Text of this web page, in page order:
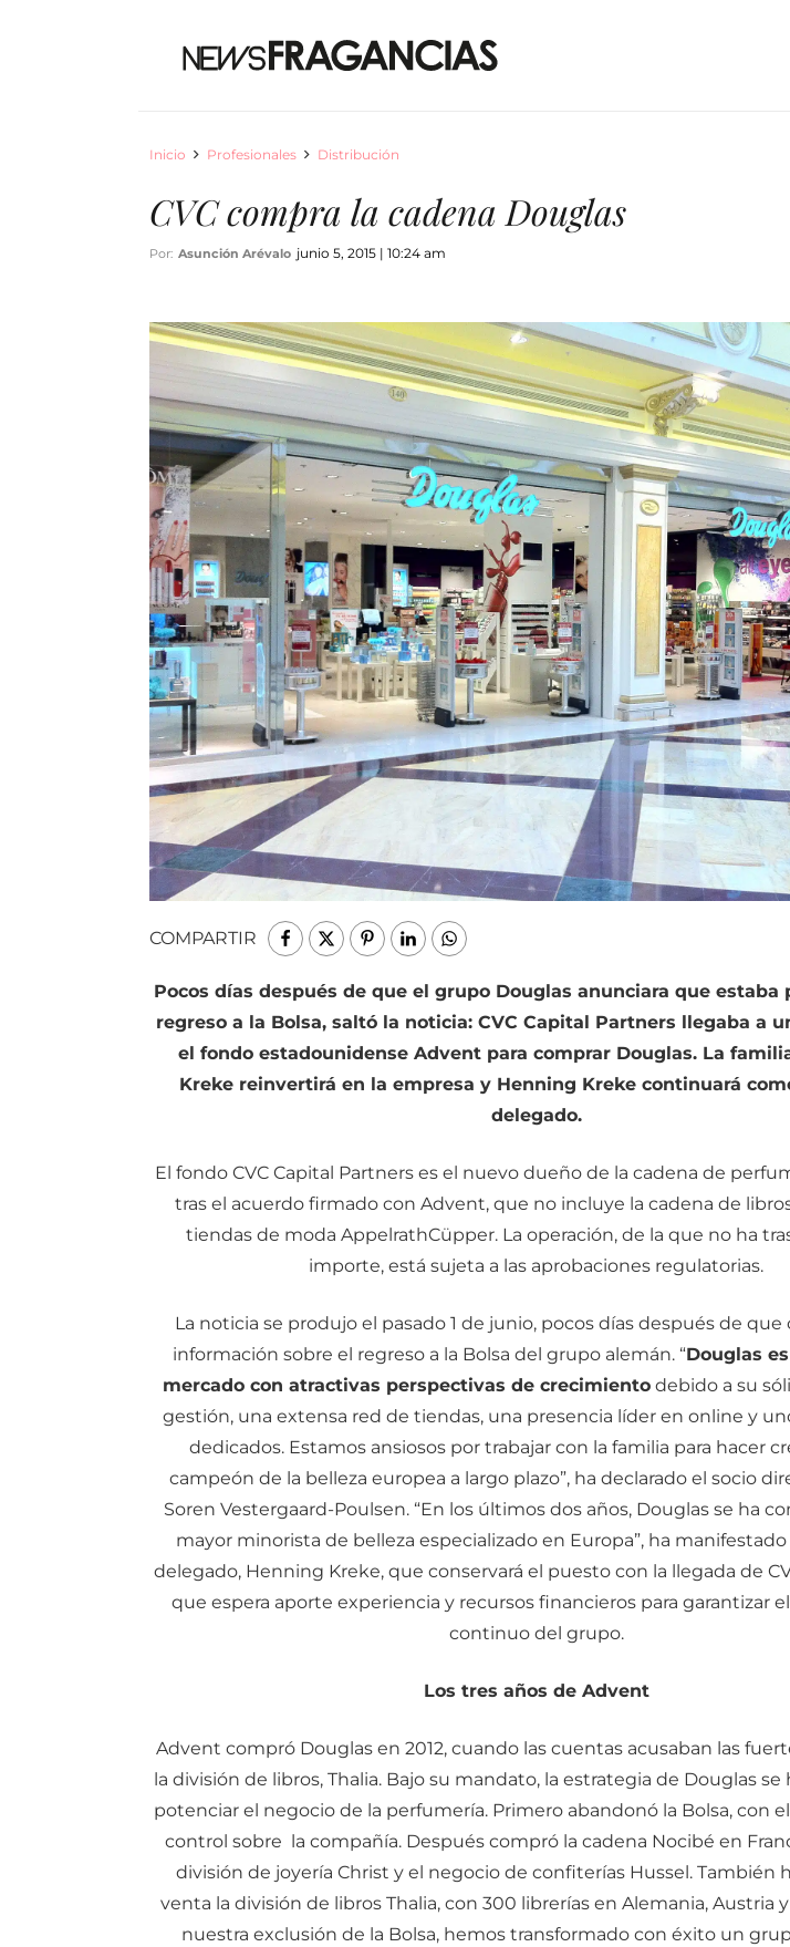
Inicio Profesionales Distribución
CVC compra la cadena Douglas
Por: Asunción Arévalo junio 5, 2015 | 10:24 am
COMPARTIR
Pocos días después de que el grupo Douglas anunciara que estaba
regreso a la Bolsa, saltó la noticia: CVC Capital Partners llegaba a
el fondo estadounidense Advent para comprar Douglas. La
Kreke reinvertirá en la empresa y Henning Kreke continuará
delegado.
E l fondo CVC Capital Partners es el nuevo dueño de la cadena de
tras el acuerdo firmado con Advent, que no incluye la cadena de
tiendas de moda AppelrathCüpper. La operación, de la que no ha
importe, está sujeta a las aprobaciones regulatorias.
La noticia se produjo el pasado 1 de junio, pocos días después de que
información sobre el regreso a la Bolsa del grupo alemán. “Douglas
mercado con atractivas perspectivas de crecimiento debido a su
gestión, una extensa red de tiendas, una presencia líder en online y
dedicados. Estamos ansiosos por trabajar con la familia para hacer
campeón de la belleza europea a largo plazo”, ha declarado el socio
Soren Vestergaard-Poulsen. “En los últimos dos años, Douglas se ha
mayor minorista de belleza especializado en Europa”, ha
delegado, Henning Kreke, que conservará el puesto con la llegada de
que espera aporte experiencia y recursos financieros para garantizar
continuo del grupo.
Los tres años de Advent
Advent compró Douglas en 2012, cuando las cuentas acusaban las
la división de libros, Thalia. Bajo su mandato, la estrategia de Douglas se
potenciar el negocio de la perfumería. Primero abandonó la Bolsa, con
control sobre
la compañía. Después compró la cadena Nocibé en
división de joyería Christ y el negocio de confiterías Hussel. También
venta la división de libros Thalia, con 300 librerías en Alemania, Austria y
nuestra exclusión de la Bolsa, hemos transformado con éxito un